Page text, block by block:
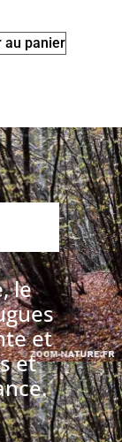
au panier
le
et
et